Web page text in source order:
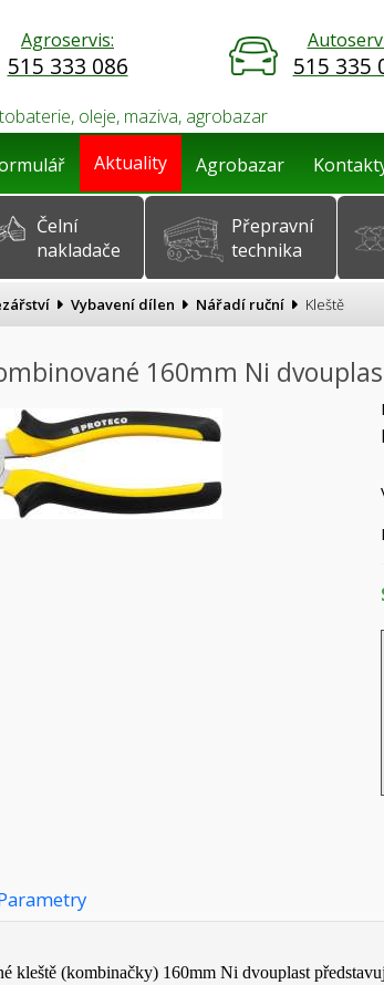
oleje, maziva, agrobazar
Agroservis:
515 333 086 515 335
Aktuality Agrobazar
Čelní
nakladače
Přepravní
technika
Vybavení dílen Nářadí ruční Kleště
160mm Ni
kleště (kombinačky) 160mm Ni dvouplast